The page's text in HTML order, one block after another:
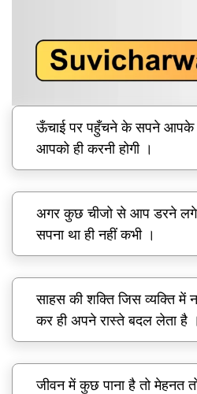
ऊँचाई पर पहुँचने के सपने आपके
आपको ही करनी होगी ।
अगर कुछ चीजो से आप डरने लगे
सपना था ही नहीं कभी ।
साहस की शक्ति जिस व्यक्ति में
कर ही अपने रास्ते बदल लेता है ।
जीवन में कुछ पाना है तो मेहनत